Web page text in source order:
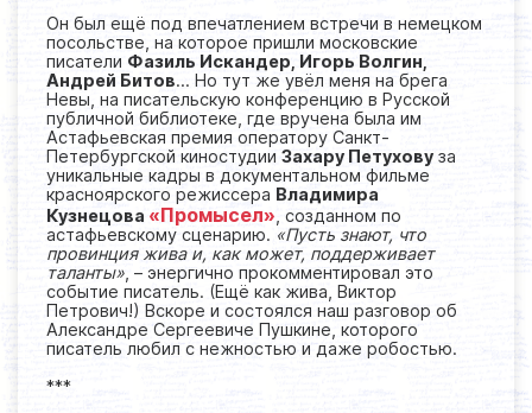
Он был ещё под впечатлением встречи в немецком
посольстве, на которое пришли московские
писатели Фазиль Искандер, Игорь Волгин,
Андрей Битов… Но тут же увёл меня на брега
Невы, на писательскую конференцию в Русской
публичной библиотеке, где вручена была им
Астафьевская премия оператору Санкт-
Петербургской киностудии Захару Петухову за
уникальные кадры в документальном фильме
красноярского режиссера Владимира
Кузнецова «Промысел» , созданном по
астафьевскому сценарию. «Пусть знают, что
провинция жива и, как может, поддерживает
таланты» , – энергично прокомментировал это
событие писатель. (Ещё как жива, Виктор
Петрович!) Вскоре и состоялся наш разговор об
Александре Сергеевиче Пушкине, которого
писатель любил с нежностью и даже робостью.
***